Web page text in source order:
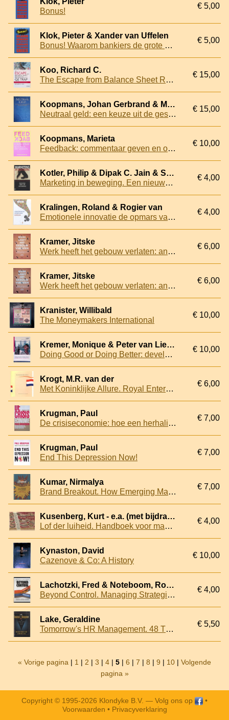
Bonus!
€ 5,00
Klok, Pieter & Xander van Uffelen
Bonus! Waarom bankiers de grote winnaars zijn van deze crisis
€ 5,00
Koo, Richard C.
The Escape from Balance Sheet Recession and the QE Trap: A Hazardous Road for the World Economy
€ 15,00
Koopmans, Johan Gerbrand & M.M.G. Fase (inleidende beschouwing) & J. Zijlstra (inleidende beschouwing)
Neutraal geld: een keuze uit de geschriften van Prof. Mr. J.G. Koopmans
€ 15,00
Koopmans, Marieta
Feedback: commentaar geven en ontvangen
€ 10,00
Kotler, Philip & Dipak C. Jain & Suvit Maesincee
Marketing in beweging. Een nieuwe kijk op winst, groei en vernieuwing
€ 4,00
Kralingen, Roland & Rogier van
Emotionele innovatie de opmars van de emotieconsumptie
€ 4,00
Kramer, Jitske
Werk heeft het gebouw verlaten: anders samenwerken na de corona cultuurshock
€ 6,00
Kramer, Jitske
Werk heeft het gebouw verlaten: anders samenwerken na de corona cultuurshock
€ 6,00
Kranister, Willibald
The Moneymakers International
€ 10,00
Kremer, Monique & Peter van Lieshout & Robert Went
Doing Good or Doing Better: development policies in a globalizing world
€ 10,00
Krogt, M.R. van der
Met Koninklijke Allure. Royal Enterprises in the Netherlands
€ 6,00
Krugman, Paul
De crisiseconomie: hoe een herhaling van de Grote Depressie kan worden voorkomen
€ 7,00
Krugman, Paul
End This Depression Now!
€ 7,00
Kumar, Nirmalya
Brand Breakout. How Emerging Market Brands Will Go Global
€ 7,00
Kusenberg, Kurt - e.a. (met bijdragen van)
Lof der luiheid. Handboek voor managers en voor hen, die dat niet wensen te worden
€ 4,00
Kynaston, David
Cazenove & Co: A History
€ 10,00
Lachotzki, Fred & Noteboom, Robert
Beyond Control. Managing Strategic Alignment Through Corporate Dialogue
€ 4,00
Lake, Geraldine
Tomorrow's HR Management. 48 Thought Leaders Call for Change
€ 5,50
« Vorige pagina | 1 | 2 | 3 | 4 | 5 | 6 | 7 | 8 | 9 | 10 | Volgende
pagina »
Copyright © 1995-2026 Klondyke B.V. — Volg ons op
•
Voorwaarden • Privacyverklaring